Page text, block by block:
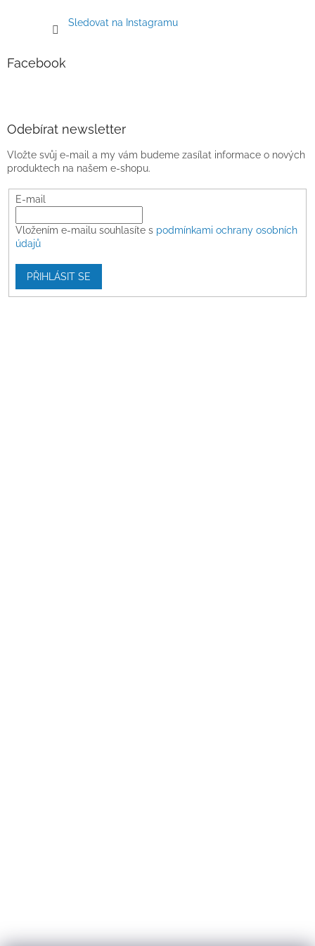
Sledovat na Instagramu
Facebook
Odebírat newsletter
Vložte svůj e-mail a my vám budeme zasílat informace o nových
produktech na našem e-shopu.
E-mail
Vložením e-mailu souhlasíte s podmínkami ochrany osobních
údajů
PŘIHLÁSIT SE